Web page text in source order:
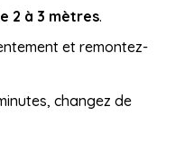
2 à 3 mètres.
et remontez-
changez de